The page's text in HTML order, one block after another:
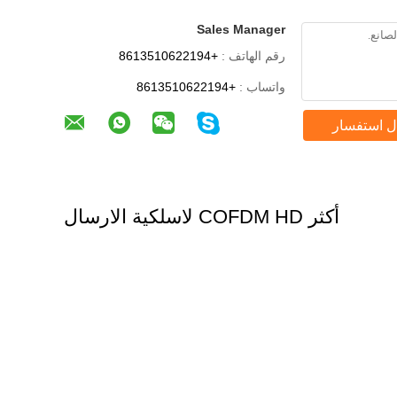
Sales Manager
رقم الهاتف : +8613510622194
واتساب : +8613510622194
استفسار
أكثر COFDM HD لاسلكية الارسال